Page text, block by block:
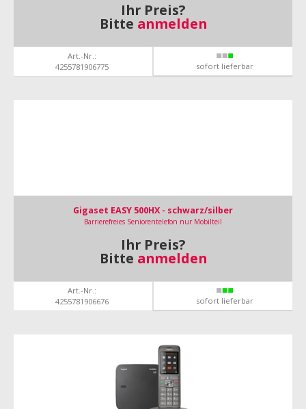
Ihr Preis?
Bitte anmelden
Art.-Nr.:
4255781906775
sofort lieferbar
Gigaset EASY 500HX - schwarz/silber
Barrierefreies Seniorentelefon nur Mobilteil
Ihr Preis?
Bitte anmelden
Art.-Nr.:
4255781906676
sofort lieferbar